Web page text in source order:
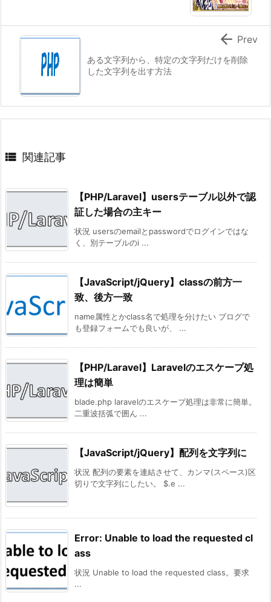
ある文字列から、特定の文字列だけを削除
した文字列を出す方法
 Prev
 関連記事
【PHP/Laravel】usersテーブル以外で認
証した場合の主キー
状況 usersのemailとpasswordでログインではな
く、別テーブルのi ...
【JavaScript/jQuery】classの前方一
致、後方一致
name属性とかclass名で処理を分けたい ブログで
も登録フォームでも良いが、 ...
【PHP/Laravel】Laravelのエスケープ処
理は簡単
blade.php laravelのエスケープ処理は非常に簡単。
二重波括弧で囲ん ...
【JavaScript/jQuery】配列を文字列に
状況 配列の要素を連結させて、カンマ(スペース)区
切りで文字列にしたい。 $.e ...
Error: Unable to load the requested cl
ass
状況 Unable to load the requested class。要求
...